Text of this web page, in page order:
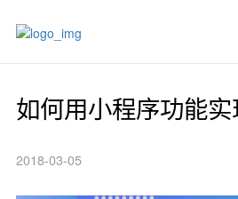
如何用小程序功能
2018-03-05